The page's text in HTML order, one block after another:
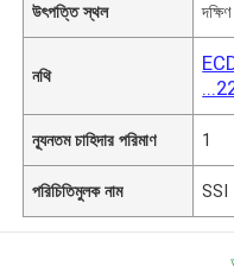
উৎপত্তি স্থল
নথি
ন্যূনতম চাহিদার পরিমাণ 1
পরিচিতিমুলক নাম SSI